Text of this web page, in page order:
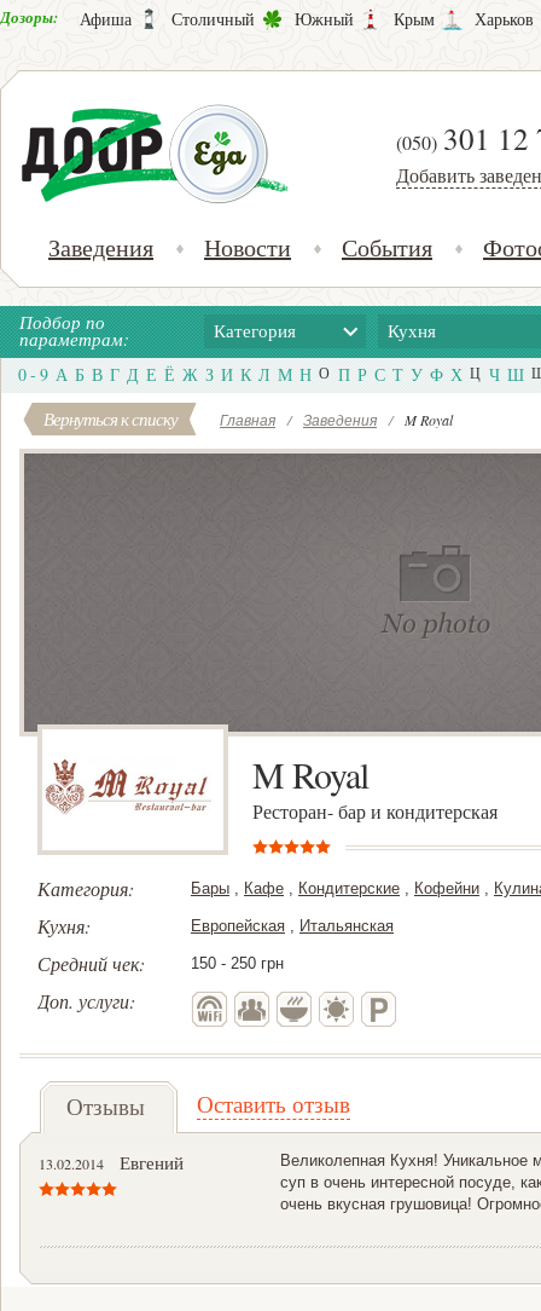
Дозоры: Афиша Столичный Южный Крым Харьков
(050) 301 12
Добавить
Заведения Новости События
Подбор по
параметрам: Категория Кухня
0 - 9 А Б В Г Д Е Ё Ж З И К Л М Н О П Р С Т У Ф Х Ц Ч Ш
Вернуться к списку Главная / Заведения / M Royal
M Royal
Ресторан- бар и кондитерская
Категория: Бары , Кафе , Кондитерские , Кофейни ,
Кухня: Европейская , Итальянская
Средний чек: 150 - 250 грн
Доп. услуги:
Отзывы Оставить отзыв
13.02.2014 Евгений
Великолепная Кухня!
суп в очень интересной посуде,
очень вкусная грушовица!